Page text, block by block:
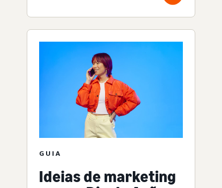
GUIA
Ideias de marketing